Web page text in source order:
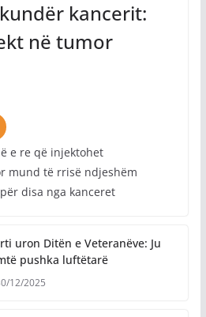
kancerit:
në tumor
e re që injektohet
mund të rrisë ndjeshëm
disa nga kanceret
uron Ditën e Veteranëve: Ju
pushka luftëtarë
12/2025